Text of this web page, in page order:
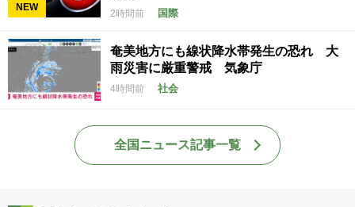
NEW
2時間前 国際
奄美地方にも線状降水帯発生の恐れ 大
雨災害に厳重警戒 気象庁
4時間前 社会
全国ニュース記事一覧